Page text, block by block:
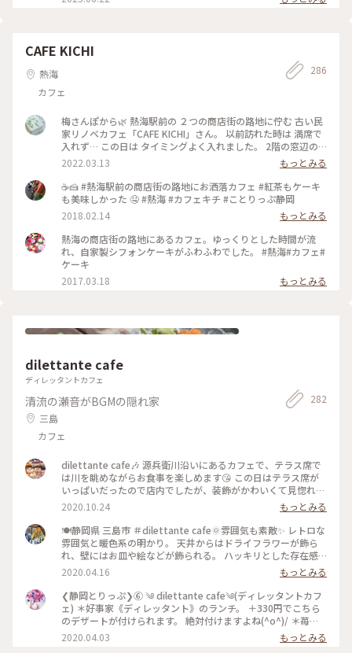
CAFE KICHI
熱海
カフェ
286
梅さんぽから🌿 熱海駅前の ２つの商店街の路地に佇む 古い民
家リノベカフェ「CAFE KICHI」さん。 以前訪れた時は 満席で
入れず… この日は タイミングよく入れました。 2階の窓辺の
席で ウィンナーコーヒーと キチブレンド、 シフォン（季節の
ジャム）とベイクドチーズケーキを。 （ジャムは熱海のだい
だいマーマレード） 美味しい スイーツとコーヒー、 路地裏の
静かな雰囲気に しばしまったり。。 焼き菓子をいくつかお土
産に。 この後は…近くの系列セレクトショップ 「基地-
teshigoto」さんへも ちょこっとだけ。。 #熱海#梅さんぽか
ら#CAFE KICHI#古民家カフェ#基地#手仕事#ゆるりカフェ時間
#ヒーリング旅
2022.03.13
もっとみる
☕️🍰 #熱海駅前の商店街の路地にお洒落カフェ #紅茶もケーキ
も美味しかった 🤤 #熱海 #カフェキチ #ことりっぷ静岡
2018.02.14
もっとみる
熱海の商店街の路地にあるカフェ。ゆっくりとした時間が流
れ、自家製シフォンケーキがふわふわでした。 #熱海#カフェ#
ケーキ
2017.03.18
もっとみる
dilettante cafe
ディレッタントカフェ
清流の瀬音がBGMの隠れ家
三島
カフェ
282
dilettante cafe🎶 源兵衛川沿いにあるカフェで、テラス席で
は川を眺めながらお食事を楽しめます😘 この日はテラス席が
いっぱいだったので店内でしたが、装飾がかわいくて見惚れて
しまいました💕 注文したのは、あさりときのこのトマトクリ
ームパスタランチ🍝 前菜が意外とボリューミーで、パスタま
で全部食べられるか不安でしたが、パスタが濃厚で美味しくて
美味しくて、結局ペロリでした😋 今度はデザートも頼んでみ
たいなあ💓 #dilettantecafe #パスタ #三島
2020.10.24
もっとみる
🍽静岡県 三島市 ＃dilettante cafe🌞雰囲気も素敵✨ レトロな
雰囲気と暖色系の明かり。 天井からはドライフラワーが飾ら
れ、壁にはお皿や絵などが飾られる。 ハッキリとした存在感
のある装飾も、日常と違う場所で違う時間を過ごしていると感
じさせてくれる素敵な“店内の”お店です😊 🔹🔸🔹🐤🔸🔹🔸🐦
🔹🔸🔹🐤🔸🔹🔸 Ripさんをお連れした、静岡県観光大使のゆき
たかです🤣 富士山の雪解け水が地中で濾過され流れる清流 源
兵衛川🗻 この川を川床として作られたテラス席は、外に出て
気持ちの良い季節には格別の気持ちよさと開放感を楽しめます
(*´︶`*) が！！ 残念ながら雨でした💦 店内の装飾も素敵な、
2020.04.16
もっとみる
❮静岡とりっぷ❯⑥ ༄ dilettante cafe༄(ディレッタントカフ
ェ) ＊好事家《ディレッタント》のランチ。 ＋330円でこちら
のデザートが付けられます。 絶対付けますよね(^o^)/ ＊苺の
チーズケーキ ＊チョコケーキ 折角の機会なので、半分ずつで
頂きました。 もちろん美味し～♡ 大大大満足のランチでした
2020.04.03 もっとみる